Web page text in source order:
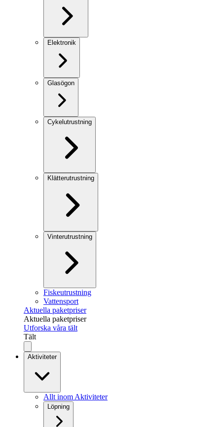
Elektronik
Glasögon
Cykelutrustning
Klätterutrustning
Vinterutrustning
Fiskeutrustning
Vattensport
Aktuella paketpriser
Aktuella paketpriser
Utforska våra tält
Tält
Aktiviteter
Allt inom Aktiviteter
Löpning